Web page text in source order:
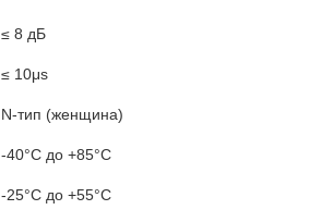
≤ 8 дБ
≤ 10μs
N-тип (женщина)
-40°C до +85°C
-25°C до +55°C